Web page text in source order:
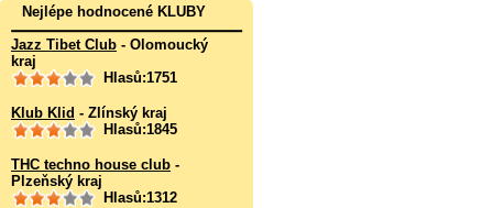
Nejlépe hodnocené KLUBY
Jazz Tibet Club - Olomoucký
kraj
Hlasů:1751
Klub Klid - Zlínský kraj
Hlasů:1845
THC techno house club -
Plzeňský kraj
Hlasů:1312